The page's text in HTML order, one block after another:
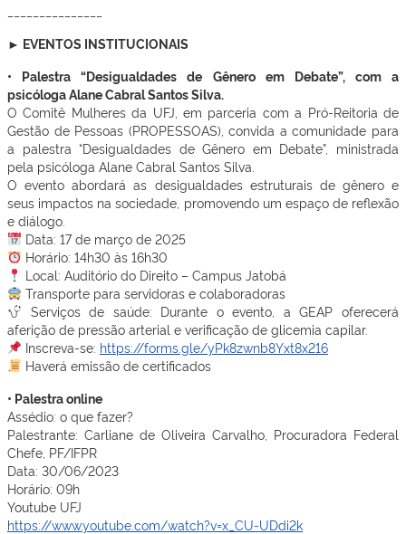
► EVENTOS INSTITUCIONAIS
• Palestra “Desigualdades de Gênero em Debate”, com a
psicóloga Alane Cabral Santos Silva.
O Comitê Mulheres da UFJ, em parceria com a Pró-Reitoria de
Gestão de Pessoas (PROPESSOAS), convida a comunidade para
a palestra “Desigualdades de Gênero em Debate”, ministrada
pela psicóloga Alane Cabral Santos Silva.
O evento abordará as desigualdades estruturais de gênero e
seus impactos na sociedade, promovendo um espaço de reflexão
e diálogo.
Data: 17 de março de 2025
Horário: 14h30 às 16h30
Local: Auditório do Direito – Campus Jatobá
Transporte para servidoras e colaboradoras
Serviços de saúde: Durante o evento, a GEAP oferecerá
aferição de pressão arterial e verificação de glicemia capilar.
Inscreva-se: https://forms.gle/yPk8zwnb8Yxt8x216
Haverá emissão de certificados
• Palestra online
Assédio: o que fazer?
Palestrante: Carliane de Oliveira Carvalho, Procuradora Federal
Chefe, PF/IFPR
Data: 30/06/2023
Horário: 09h
Youtube UFJ
https://www.youtube.com/watch?v=x_CU-UDdi2k